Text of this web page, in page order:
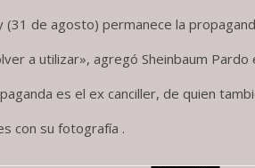
de agosto) permanece la
a utilizar», agregó Sheinbaum
es el ex canciller, de quien
con su fotografía .